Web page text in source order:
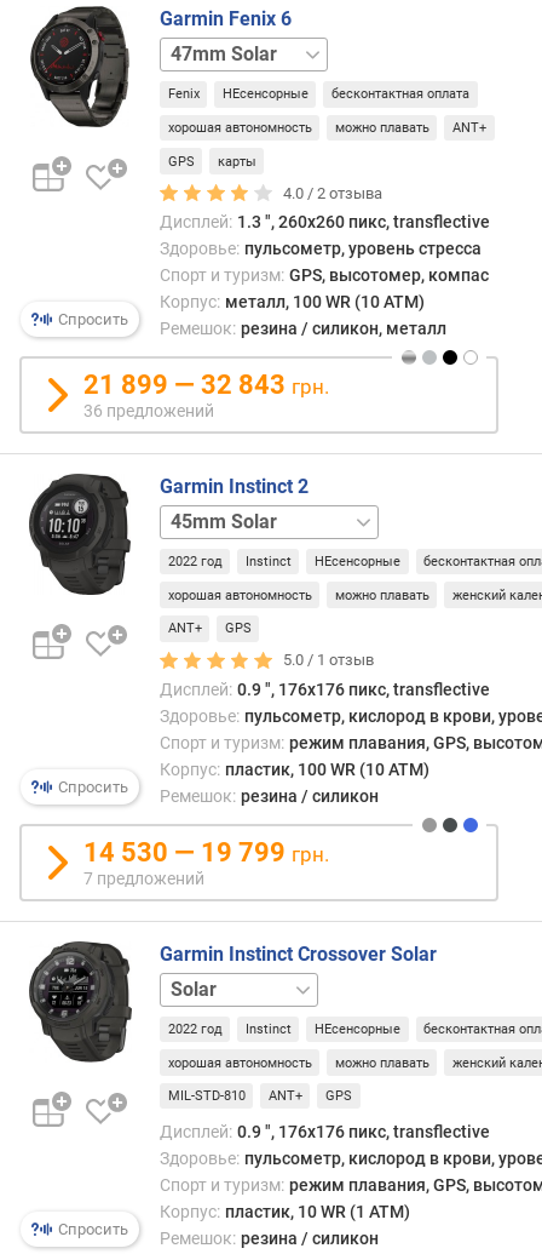
(
н
и
т
)
з
а
ц
и
е
л
а
т
а
в
с
т
а
я
п
а
м
я
т
ь
W
i
F
i
р
Спросить
Garmin Fenix 6
47mm47mm
Wi-
Fi47mm
сапфир
Fenix НЕсенсорные бесконтактная оплата
хорошая автономность можно плавать ANT+
GPS карты
4.0 /2 отзыва
Дисплей: 1.3 ", 260x260 пикс, transflective
Здоровье: пульсометр, уровень стресса
Спорт и туризм: GPS, высотомер, компас
Корпус: металл, 100 WR (10 ATM)
Ремешок: резина / силикон, металл
21 899 — 32 843 грн.
36 предложений
Спросить
Garmin Instinct 2
45mm45mm
Camo45mm
Dezl45mm
Solar
Surf45mm
Tactical45mm
Surf
2022 год Instinct НЕсенсорные бесконтактная
хорошая автономность можно плавать женский
ANT+ GPS
5.0 / 1 отзыв
Дисплей: 0.9 ", 176x176 пикс, transflective
Здоровье: пульсометр, кислород в крови,
Спорт и туризм: режим плавания, GPS,
Корпус: пластик, 100 WR (10 ATM)
Ремешок: резина / силикон
14 530 — 19 799 грн.
7 предложений
Спросить
Garmin Instinct Crossover Solar
Solar
Tactical
2022 год Instinct НЕсенсорные бесконтактная
хорошая автономность можно плавать женский
MIL-STD-810 ANT+ GPS
Дисплей: 0.9 ", 176x176 пикс, transflective
Здоровье: пульсометр, кислород в крови,
Спорт и туризм: режим плавания, GPS,
Корпус: пластик, 10 WR (1 ATM)
Ремешок: резина / силикон